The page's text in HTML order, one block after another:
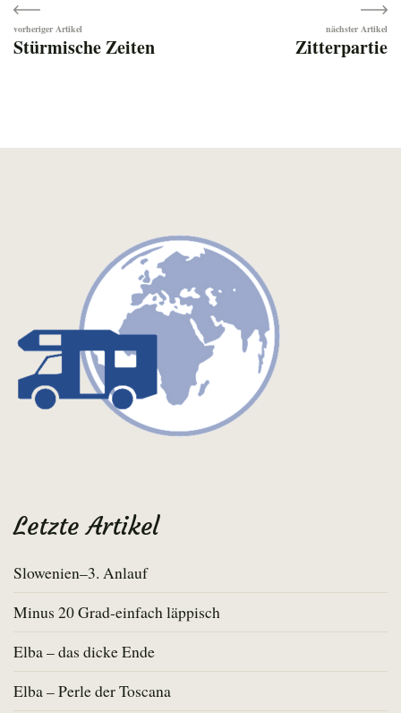
Beitragsnavigation
Stürmische Zeiten Zitterpartie
Letzte Artikel
Slowenien–3. Anlauf
Minus 20 Grad-einfach läppisch
Elba – das dicke Ende
Elba – Perle der Toscana